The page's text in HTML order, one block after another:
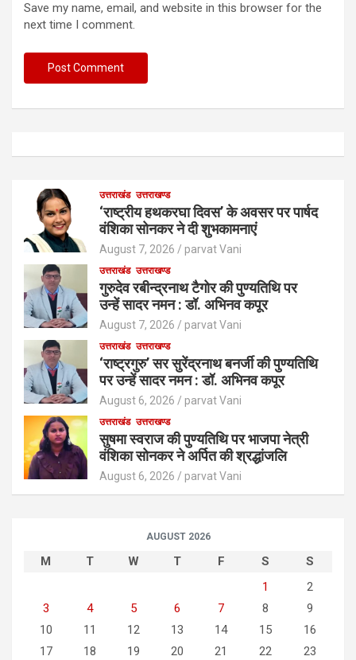
Save my name, email, and website in this browser for the
next time I comment.
उत्तराखंड उत्तराखण्ड
‘राष्ट्रीय हथकरघा दिवस’ के अवसर पर पार्षद
वंशिका सोनकर ने दी शुभकामनाएं
August 7, 2026 parvat Vani
उत्तराखंड उत्तराखण्ड
गुरुदेव रबीन्द्रनाथ टैगोर की पुण्यतिथि पर
उन्हें सादर नमन : डॉ. अभिनव कपूर
August 7, 2026 parvat Vani
उत्तराखंड उत्तराखण्ड
‘राष्ट्रगुरु’ सर सुरेंद्रनाथ बनर्जी की पुण्यतिथि
पर उन्हें सादर नमन : डॉ. अभिनव कपूर
August 6, 2026 parvat Vani
उत्तराखंड उत्तराखण्ड
सुषमा स्वराज की पुण्यतिथि पर भाजपा नेत्री
वंशिका सोनकर ने अर्पित की श्रद्धांजलि
August 6, 2026 parvat Vani
AUGUST 2026
M T W T F S
S
1
2
3
4 5 6 7 8
9
10
11 12 13 14 15
16
17
18 19 20 21 22
23